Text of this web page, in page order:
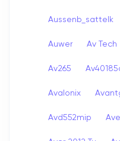
Aussenb_sattelk
Auwer Av Tech
Av265
Avalonix
Avd552mip Ave